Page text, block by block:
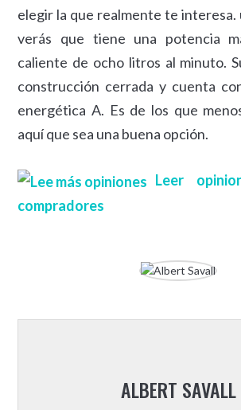
elegir la que realmente te interesa.
verás que tiene una potencia
caliente de ocho litros al minuto.
construcción cerrada y cuenta
energética A. Es de los que
aquí que sea una buena opción.
Leer
compradores
ALBERT SAVALL